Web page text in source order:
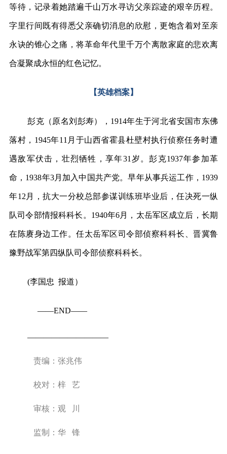
等待，记录着她踏遍千山万水寻访父亲踪迹的艰辛历程。
字里行间既有得悉父亲确切消息的欣慰，更饱含着对至亲
永诀的锥心之痛，将革命年代里千万个离散家庭的悲欢离
合凝聚成永恒的红色记忆。
【英雄档案】
‌彭克（原名刘彭寿），1914年生于河北省安国市东佛
落村，1945年11月于山西省霍县杜壁村执行侦察任务时遭
遇敌军伏击，壮烈牺牲，享年31岁。彭克1937年参加革
命，1938年3月加入中国共产党。早年从事兵运工作，1939
年12月，抗大一分校总部参谋训练班毕业后，任决死一纵
队司令部情报科科长。1940年6月，太岳军区成立后，长期
在陈赓身边工作。任太岳军区司令部侦察科科长、晋冀鲁
豫野战军第四纵队司令部侦察科科长。
(李国忠 报道）
——END——
——————————
责编：张兆伟
校对：梓 艺
审核：观 川
监制：华 锋